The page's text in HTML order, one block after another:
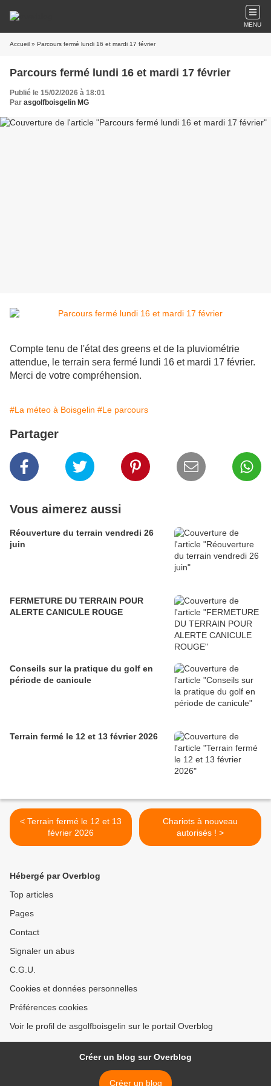
MENU
Accueil » Parcours fermé lundi 16 et mardi 17 février
Parcours fermé lundi 16 et mardi 17 février
Publié le 15/02/2026 à 18:01
Par asgolfboisgelin MG
Compte tenu de l'état des greens et de la pluviométrie
attendue, le terrain sera fermé lundi 16 et mardi 17 février.
Merci de votre compréhension.
#La méteo à Boisgelin #Le parcours
Partager
Vous aimerez aussi
Réouverture du terrain vendredi 26
juin
FERMETURE DU TERRAIN POUR
ALERTE CANICULE ROUGE
Conseils sur la pratique du golf en
période de canicule
Terrain fermé le 12 et 13 février 2026
< Terrain fermé le 12 et 13
février 2026
Chariots à nouveau
autorisés ! >
Hébergé par Overblog
Top articles
Pages
Contact
Signaler un abus
C.G.U.
Cookies et données personnelles
Préférences cookies
Voir le profil de asgolfboisgelin sur le portail Overblog
Créer un blog sur Overblog
Créer un blog